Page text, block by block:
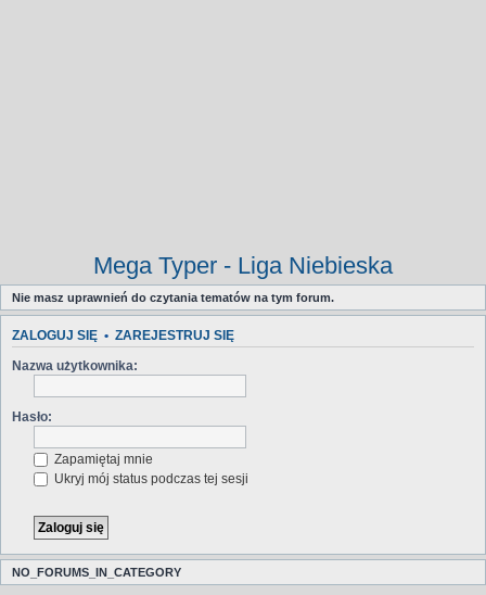
Mega Typer - Liga Niebieska
Nie masz uprawnień do czytania tematów na tym forum.
ZALOGUJ SIĘ • ZAREJESTRUJ SIĘ
Nazwa użytkownika:
Hasło:
Zapamiętaj mnie
Ukryj mój status podczas tej sesji
NO_FORUMS_IN_CATEGORY